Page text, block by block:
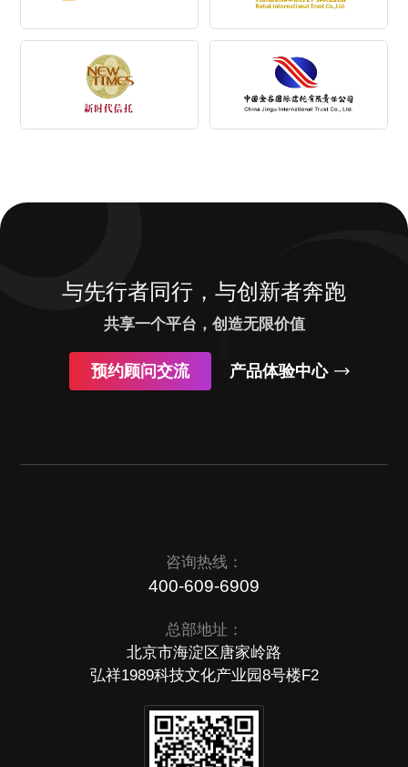
与先行者同行，与创新者奔跑
共享一个平台，创造无限价值
预约顾问交流 产品体验中心
咨询热线：
400-609-6909
总部地址：
北京市海淀区唐家岭路
弘祥1989科技文化产业园8号楼F2